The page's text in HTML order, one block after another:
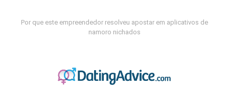
Por que este empreendedor resolveu apostar em aplicativos de
namoro nichados